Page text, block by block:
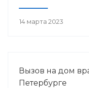
14 марта 2023
Вызов на дом
Петербурге